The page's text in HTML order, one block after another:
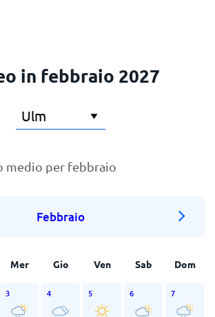
in febbraio 2027
medio per febbraio
Febbraio
Mer Gio Ven Sab Dom
3 4 5 6 7